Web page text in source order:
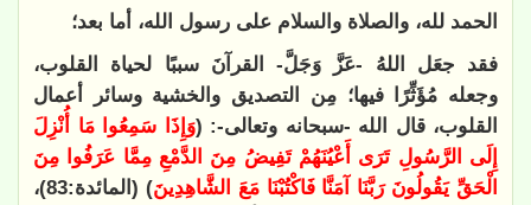
الحمد لله، والصلاة والسلام على رسول الله، أما بعد؛
فقد جعَل اللهُ -عَزَّ وَجَلَّ- القرآنَ سببًا لحياة القلوب،
وجعله مُؤَثِّرًا فيها؛ مِن التصديق والخشية وسائر أعمال
القلوب، قال الله -سبحانه وتعالى-: (وَإِذَا سَمِعُوا مَا أُنْزِلَ
إِلَى الرَّسُولِ تَرَى أَعْيُنَهُمْ تَفِيضُ مِنَ الدَّمْعِ مِمَّا عَرَفُوا مِنَ
الْحَقِّ يَقُولُونَ رَبَّنَا آمَنَّا فَاكْتُبْنَا مَعَ الشَّاهِدِينَ
) (المائدة:83)،